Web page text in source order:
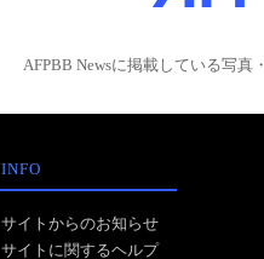
AFPBB Newsに掲載している写真
INFO
サイトからのお知らせ
サイトに関するヘルプ